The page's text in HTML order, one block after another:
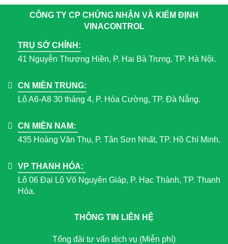
CÔNG TY CP CHỨNG NHẬN VÀ KIỂM ĐỊNH
VINACONTROL
TRỤ SỞ CHÍNH:
41 Nguyễn Thượng Hiền, P. Hai Bà Trưng, TP. Hà Nội.
CN MIỀN TRUNG:
Lô A6-A8 30 tháng 4, P. Hòa Cường, TP. Đà Nẵng.
CN MIỀN NAM:
435 Hoàng Văn Thụ, P. Tân Sơn Nhất, TP. Hồ Chí Minh.
VP THANH HÓA:
Lô 06 Đại Lộ Võ Nguyên Giáp, P. Hạc Thành, TP. Thanh
Hóa.
THÔNG TIN LIÊN HỆ
Tổng đài tư vấn dịch vụ (Miễn phí)